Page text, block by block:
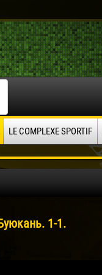
LE COMPLEXE SPORTIF
1-1.